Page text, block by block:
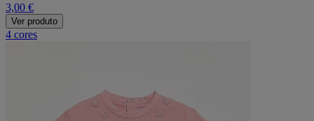
3,00 €
Ver produto
4 cores